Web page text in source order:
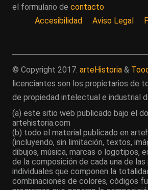
el formulario de contacto
Accesibilidad
Aviso Legal
© Copyright 2017. arteHistoria &
licenciantes son los propietarios de
de propiedad intelectual e industrial
(a) este sitio web publicado bajo el
artehistoria.com
(b) todo el material publicado en
(incluyendo, sin limitación, textos,
dibujos, música, marcas o logotipos,
de la composición de cada una de las
individuales que componen la
combinaciones de colores, códigos